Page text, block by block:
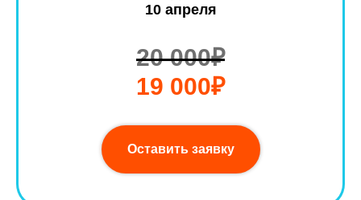
10 апреля
20 000₽
19 000₽
Оставить заявку